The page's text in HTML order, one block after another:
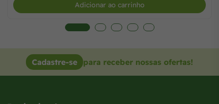
Adicionar ao carrinho
Cadastre-se para receber nossas ofertas!